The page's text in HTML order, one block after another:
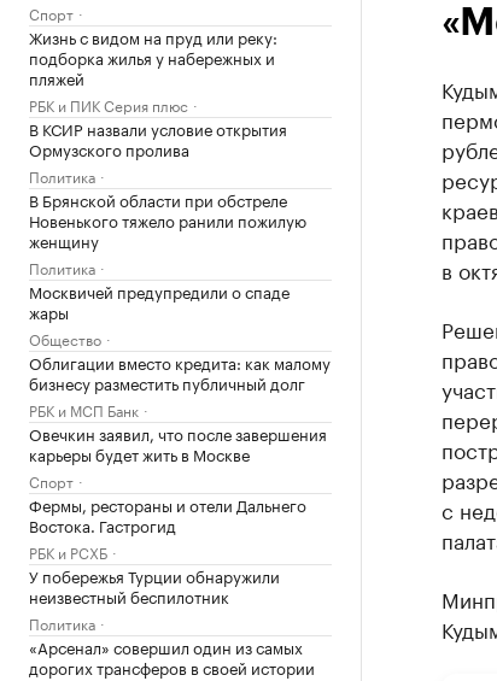
Спорт
Жизнь с видом на пруд или реку:
подборка жилья у набережных и
пляжей
РБК и ПИК Серия плюс
В КСИР назвали условие открытия
Ормузского пролива
Политика
В Брянской области при обстреле
Новенького тяжело ранили пожилую
женщину
Политика
Москвичей предупредили о спаде
жары
Общество
Облигации вместо кредита: как малому
бизнесу разместить публичный долг
РБК и МСП Банк
Овечкин заявил, что после завершения
карьеры будет жить в Москве
Спорт
Фермы, рестораны и отели Дальнего
Востока. Гастрогид
РБК и РСХБ
У побережья Турции обнаружили
неизвестный беспилотник
Политика
«Арсенал» совершил один из самых
дорогих трансферов в своей истории
в
с